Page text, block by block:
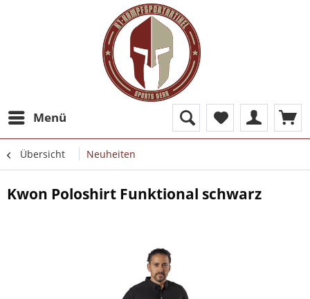
Menü
Übersicht Neuheiten
Kwon Poloshirt Funktional schwarz